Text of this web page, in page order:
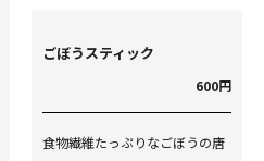
ごぼうスティック
600円
食物繊維たっぷりなごぼうの唐